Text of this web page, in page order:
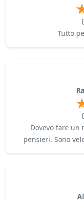
Tutto
Dovevo fare un
pensieri. Sono